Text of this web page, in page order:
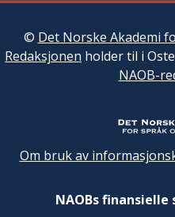
© Det Norske Akademi
Redaksjonen holder til i
NAOB-
Om bruk av
NAOBs